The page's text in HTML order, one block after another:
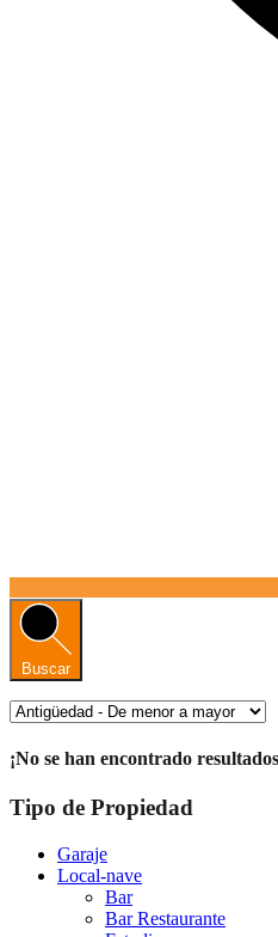
Buscar
¡No se han encontrado
Tipo de Propiedad
Garaje
Local-nave
Bar
Bar Restaurante